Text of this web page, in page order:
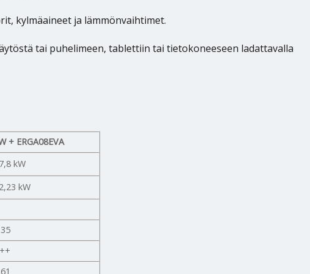
kylmäaineet ja lämmönvaihtimet.
tai puhelimeen, tablettiin tai tietokoneeseen ladattavalla
+ ERGA08EVA
kW
kW